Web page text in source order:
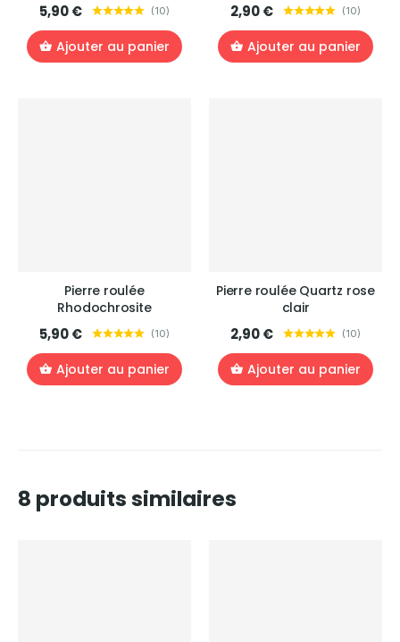
5,90 € (10)
Ajouter au panier
2,90 € (10)
Ajouter au panier
Pierre roulée
Rhodochrosite
5,90 € (10)
Ajouter au panier
Pierre roulée Quartz rose
clair
2,90 € (10)
Ajouter au panier
8 produits similaires